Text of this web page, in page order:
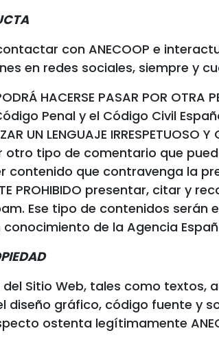
con ANECOOP e
en redes sociales, siempre y
HACERSE PASAR POR
Penal y el Código Civil
UN LENGUAJE
tipo de comentario que
contenido que contravenga la
PROHIBIDO presentar, citar
Ese tipo de contenidos
de la Agencia
Sitio Web, tales como
diseño gráfico, código fuente y
ostenta legítimamente